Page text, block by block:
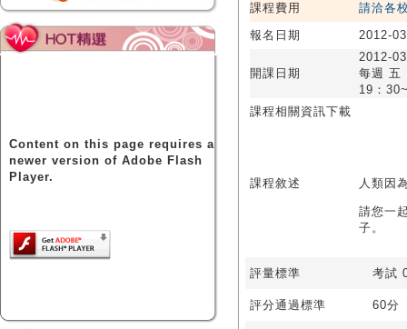
Content on this page requires a
newer version of Adobe Flash
Player.
課程費用
請洽各
報名日期
2012-
開課日期
2012-
每週 五
19：
課程相關資訊下載
課程敘述 人類因
請您一
子。
評量標準 考試
評分通過標準 60分